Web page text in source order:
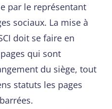
par le représentant
sociaux. La mise à
doit se faire en
qui sont
du siège, tout
statuts les pages